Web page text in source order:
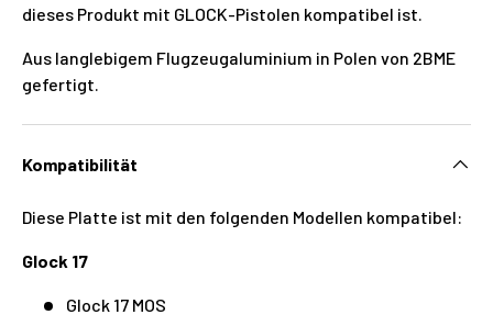
dieses Produkt mit GLOCK-Pistolen kompatibel ist.
Aus langlebigem Flugzeugaluminium in Polen von 2BME
gefertigt.
Kompatibilität
Diese Platte ist mit den folgenden Modellen kompatibel:
Glock 17
Glock 17 MOS